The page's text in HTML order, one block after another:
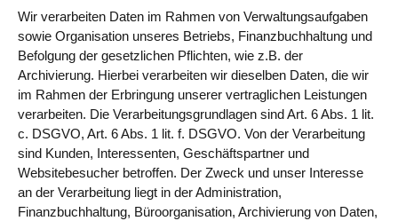
Wir verarbeiten Daten im Rahmen von Verwaltungsaufgaben
sowie Organisation unseres Betriebs, Finanzbuchhaltung und
Befolgung der gesetzlichen Pflichten, wie z.B. der
Archivierung. Hierbei verarbeiten wir dieselben Daten, die wir
im Rahmen der Erbringung unserer vertraglichen Leistungen
verarbeiten. Die Verarbeitungsgrundlagen sind Art. 6 Abs. 1 lit.
c. DSGVO, Art. 6 Abs. 1 lit. f. DSGVO. Von der Verarbeitung
sind Kunden, Interessenten, Geschäftspartner und
Websitebesucher betroffen. Der Zweck und unser Interesse
an der Verarbeitung liegt in der Administration,
Finanzbuchhaltung, Büroorganisation, Archivierung von Daten,